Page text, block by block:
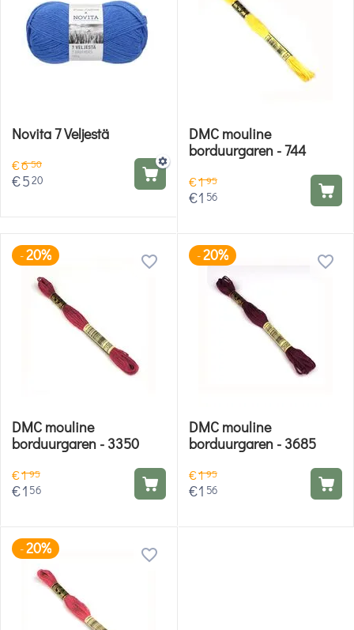
Novita 7 Veljestä
€650
€520
DMC mouline
borduurgaren - 744
€195
€1 56
-20%
DMC mouline
borduurgaren - 3350
€195
€1 56
-20%
DMC mouline
borduurgaren - 3685
€195
€1 56
-20%